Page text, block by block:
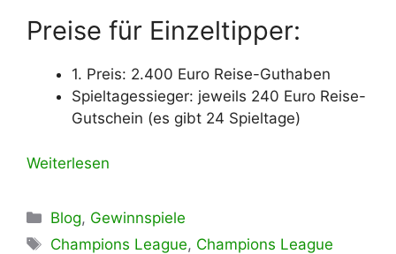
Preise für Einzeltipper:
1. Preis: 2.400 Euro Reise-Guthaben
Spieltagessieger: jeweils 240 Euro Reise-
Gutschein (es gibt 24 Spieltage)
Weiterlesen
Kategorien
Blog, Gewinnspiele
Schlagwörter
Champions League, Champions League